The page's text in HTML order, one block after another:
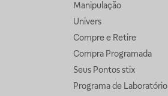
Manipulação
Univers
Compre e Retire
Compra Programada
Seus Pontos stix
Programa de Laboratório